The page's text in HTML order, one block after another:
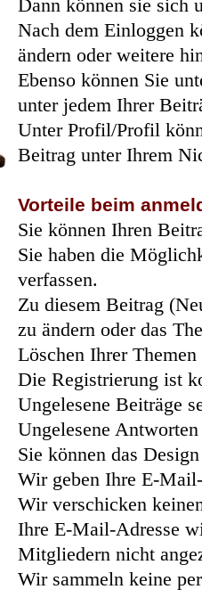
Dann können sie sich
Nach dem Einloggen
ändern oder weitere
Ebenso können Sie
unter jedem Ihrer
Unter Profil/Profil
Beitrag unter Ihrem
Vorteile beim
Sie können Ihren
Sie haben die
verfassen.
Zu diesem Beitrag
zu ändern oder das
Löschen Ihrer
Die Registrierung ist
Ungelesene Beiträge
Ungelesene
Sie können das
Wir geben Ihre E-
Wir verschicken
Ihre E-Mail-Adresse
Mitgliedern nicht
Wir sammeln keine